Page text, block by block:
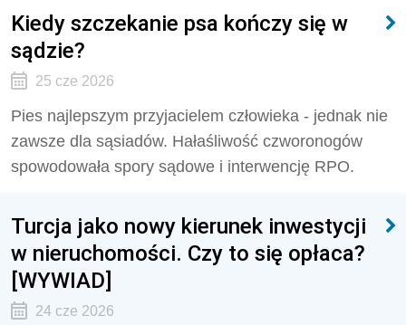
Kiedy szczekanie psa kończy się w
sądzie?
25 cze 2026
Pies najlepszym przyjacielem człowieka - jednak nie
zawsze dla sąsiadów. Hałaśliwość czworonogów
spowodowała spory sądowe i interwencję RPO.
Turcja jako nowy kierunek inwestycji
w nieruchomości. Czy to się opłaca?
[WYWIAD]
24 cze 2026